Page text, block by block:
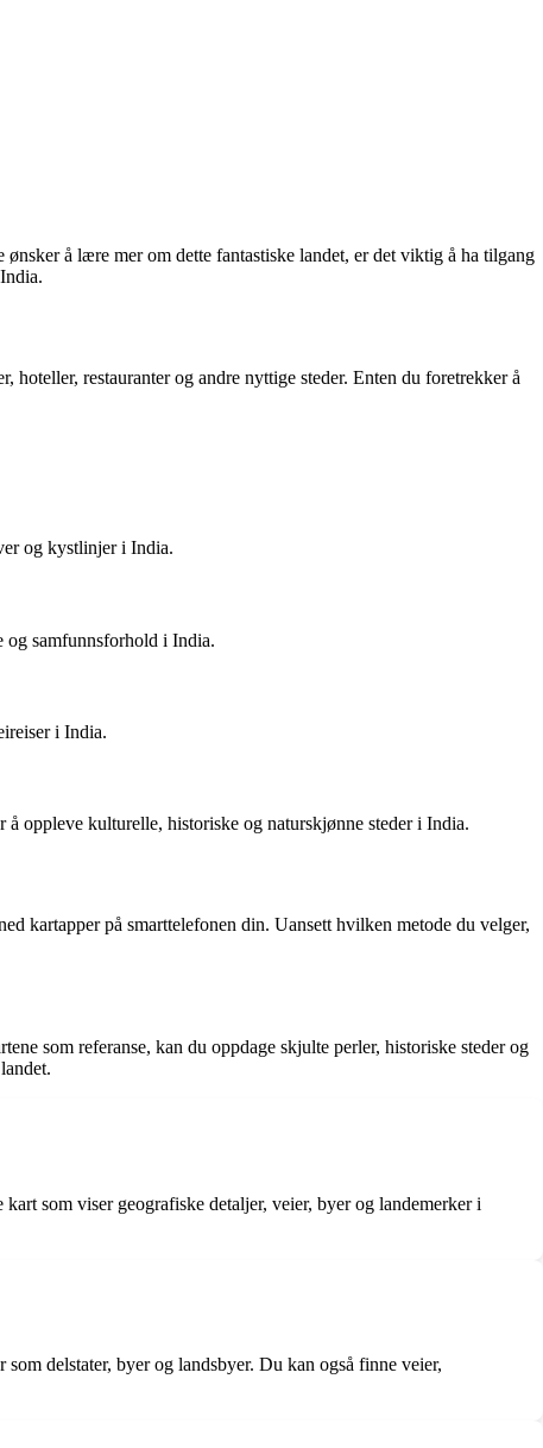
å lære mer om dette fantastiske landet, er det viktig å ha tilgang
restauranter og andre nyttige steder. Enten du foretrekker å
og kystlinjer i India.
og samfunnsforhold i India.
i India.
å oppleve kulturelle, historiske og naturskjønne steder i India.
kartapper på smarttelefonen din. Uansett hvilken metode du velger,
som referanse, kan du oppdage skjulte perler, historiske steder og
som viser geografiske detaljer, veier, byer og landemerker i
delstater, byer og landsbyer. Du kan også finne veier,